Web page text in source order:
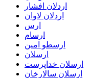
اردلان افشار
اردلان لاوان
ارس
ارسام
ارسطو امین
ارسلان
ارسلان خداپرست
ارسلان سالارخان